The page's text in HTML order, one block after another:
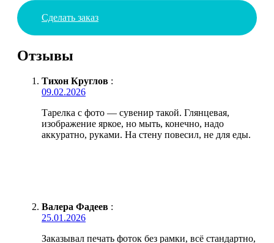
Сделать заказ
Отзывы
Тихон Круглов :
09.02.2026
Тарелка с фото — сувенир такой. Глянцевая,
изображение яркое, но мыть, конечно, надо
аккуратно, руками. На стену повесил, не для еды.
Валера Фадеев :
25.01.2026
Заказывал печать фоток без рамки, всё стандартно,